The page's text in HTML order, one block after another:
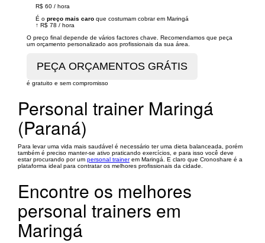
R$ 60 / hora
É o preço mais caro que costumam cobrar em Maringá
↑ R$ 78 / hora
O preço final depende de vários factores chave. Recomendamos que peça
um orçamento personalizado aos profissionais da sua área.
é gratuito e sem compromisso
Personal trainer Maringá
(Paraná)
Para levar uma vida mais saudável é necessário ter uma dieta balanceada, porém
também é preciso manter-se ativo praticando exercícios, e para isso você deve
estar procurando por um personal trainerem Maringá. E claro que Cronoshare é a
plataforma ideal para contratar os melhores profissionais da cidade.
Encontre os melhores
personal trainers em
Maringá